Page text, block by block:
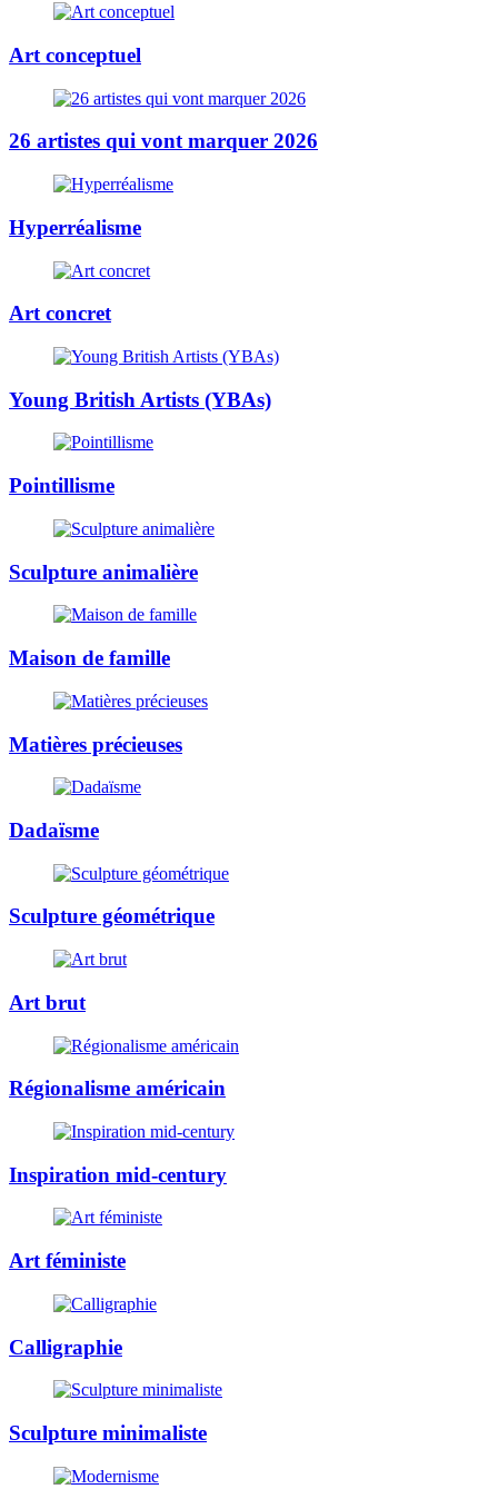
Art conceptuel
26 artistes qui vont marquer 2026
Hyperréalisme
Art concret
Young British Artists (YBAs)
Pointillisme
Sculpture animalière
Maison de famille
Matières précieuses
Dadaïsme
Sculpture géométrique
Art brut
Régionalisme américain
Inspiration mid-century
Art féministe
Calligraphie
Sculpture minimaliste